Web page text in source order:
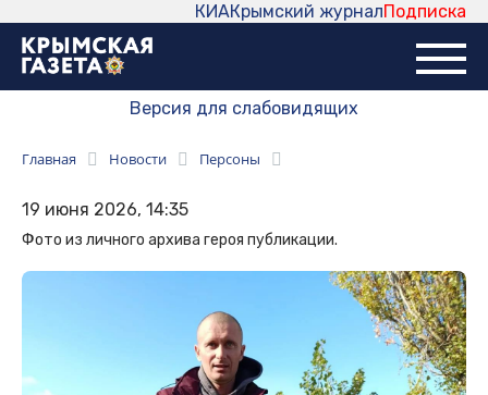
Подписка
Крымский журнал
КИА
Версия для слабовидящих
Главная Новости Персоны
19 июня 2026, 14:35
Фото из личного архива героя публикации.